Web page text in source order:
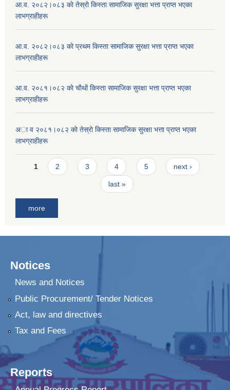
आ.व. २०८२।०८३ काे तेस्राे किस्ता सामाजिक सुरक्षा भत्ता प्राप्त भएका
लाभग्राहीहरू
आ.व. २०८२।०८३ काे प्रथम किस्ता सामाजिक सुरक्षा भत्ता प्राप्त भएका
लाभग्राहीहरू
आ.व. २०८१।०८२ काे चाैथाें किस्ता सामाजिक सुरक्षा भत्ता प्राप्त भएका
लाभग्राहीहरू
अा व २०८१।०८२ काे तेस्राे किस्ता सामाजिक सुरक्षा भत्ता प्राप्त भएका
लाभग्राहीहरू
Pages
1 2 3 4 5 next ›
last »
more
Notices
News and Notices
Public Procurement/ Tender Notices
Act, law and directives
Tax and Fees
Reports